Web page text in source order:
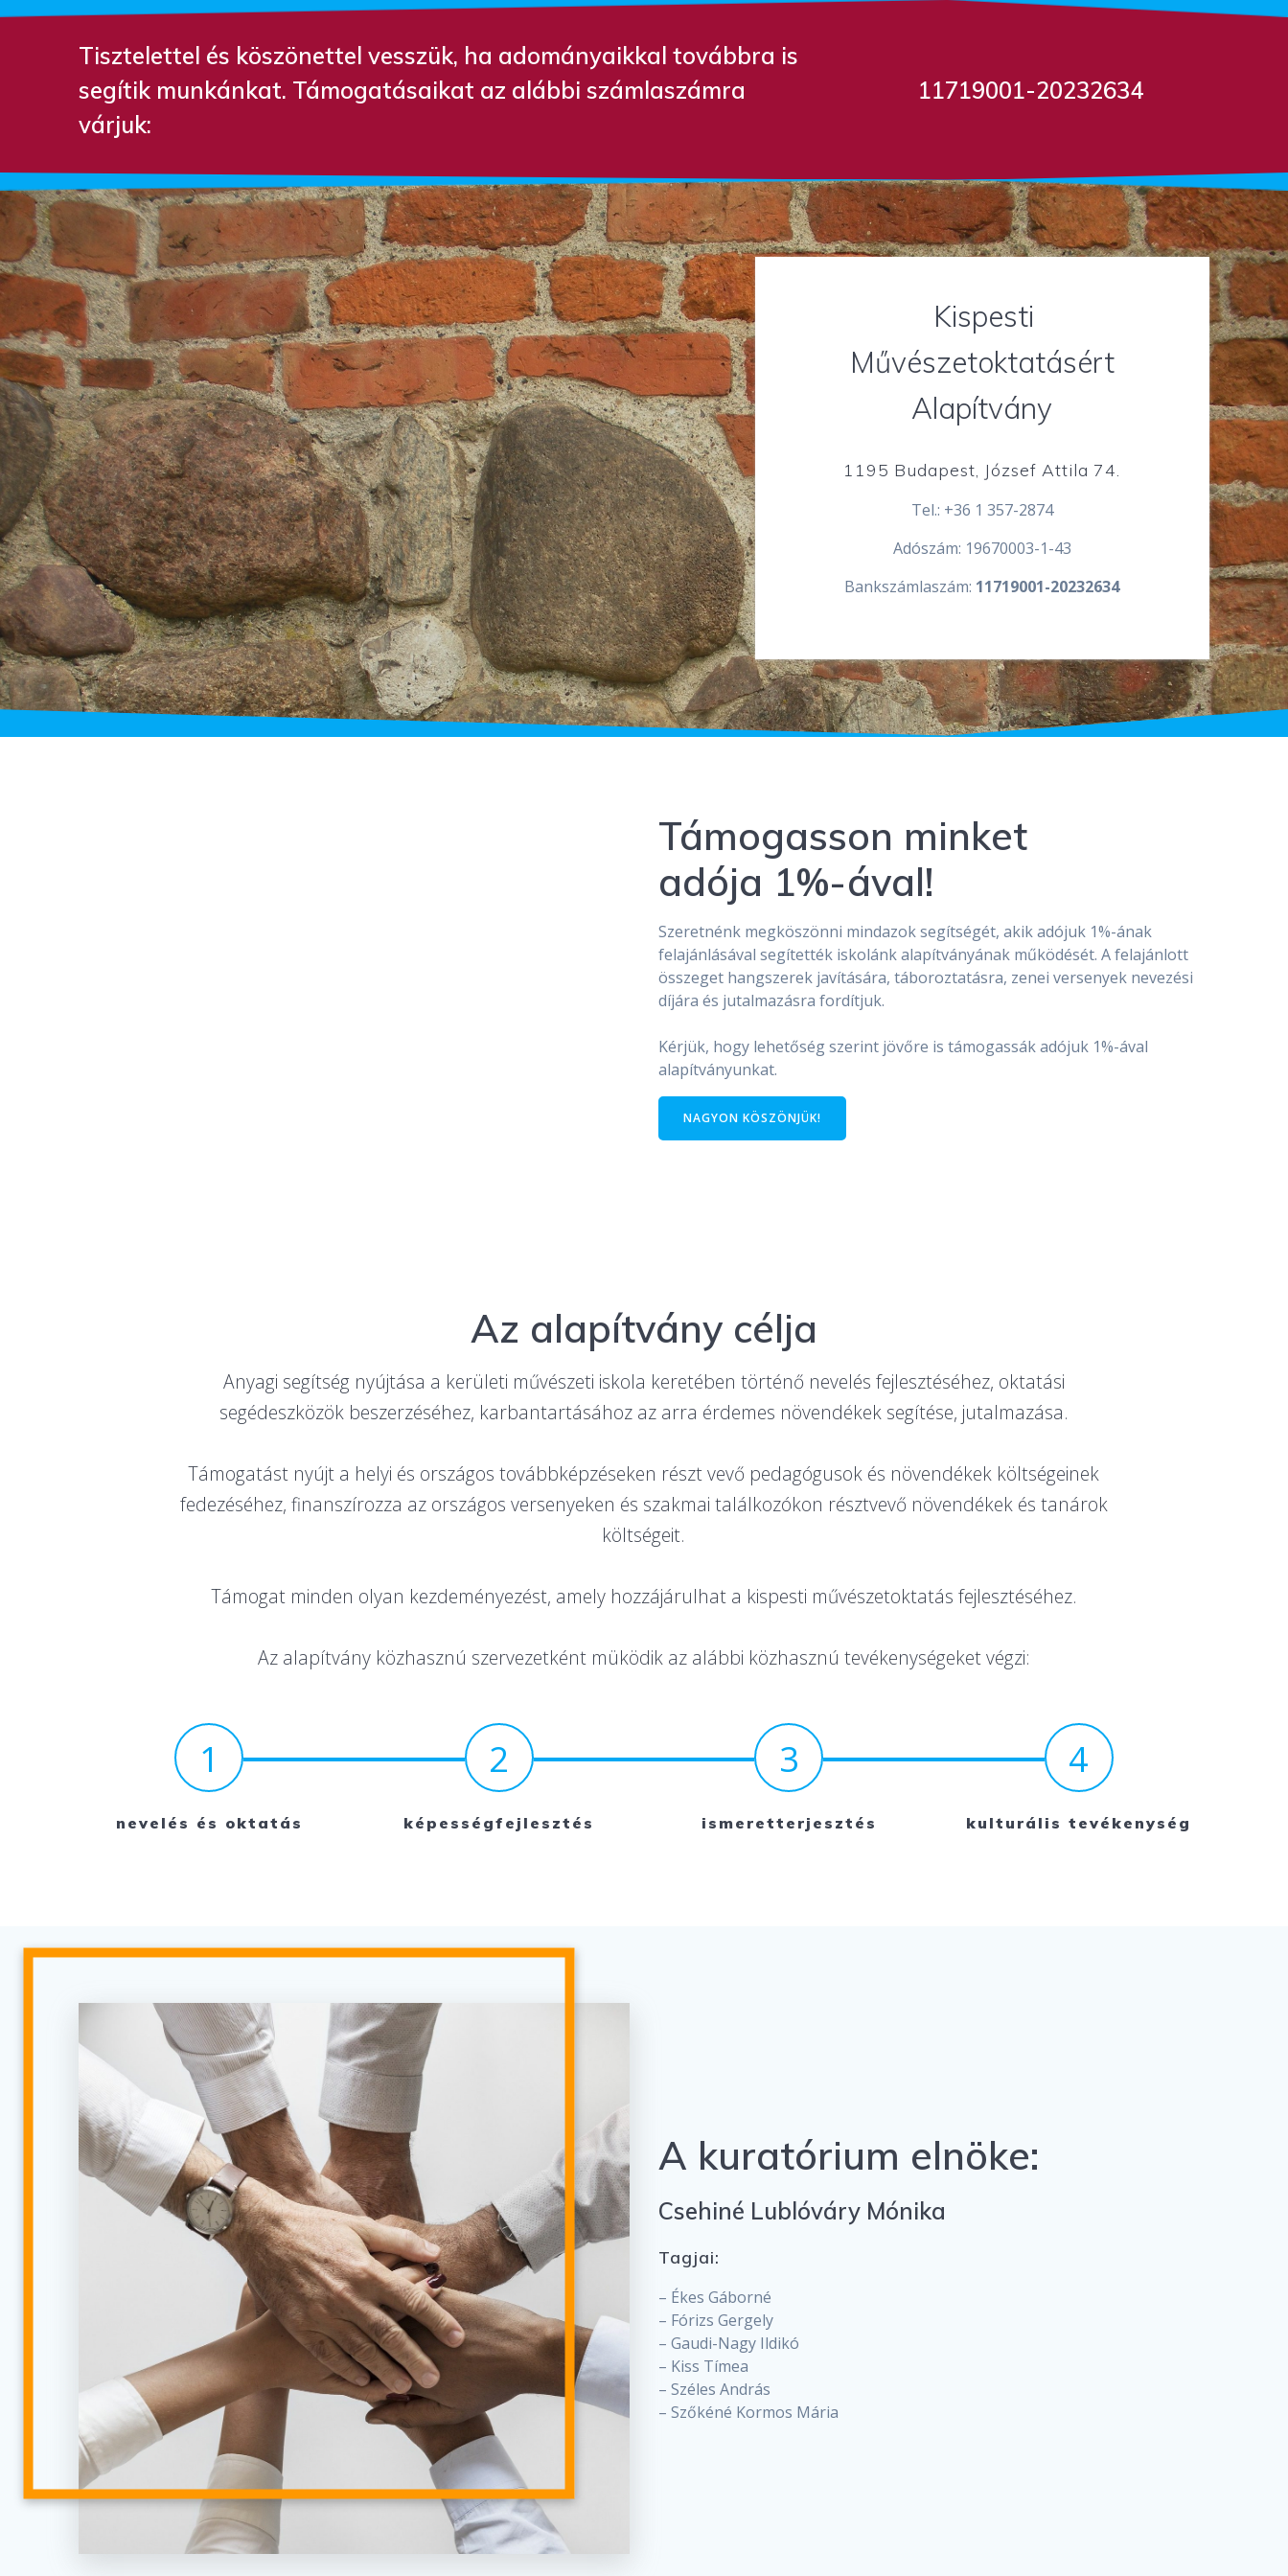
Tisztelettel és köszönettel vesszük, ha adományaikkal továbbra is
segítik munkánkat. Támogatásaikat az alábbi számlaszámra
várjuk:
11719001-20232634
Kispesti
Művészetoktatásért
Alapítvány
1195 Budapest, József Attila 74.
Tel.: +36 1 357-2874
Adószám: 19670003-1-43
Bankszámlaszám: 11719001-20232634
Támogasson minket
adója 1%-ával!
Szeretnénk megköszönni mindazok segítségét, akik adójuk 1%-ának
felajánlásával segítették iskolánk alapítványának működését. A felajánlott
összeget hangszerek javítására, táboroztatásra, zenei versenyek nevezési
díjára és jutalmazásra fordítjuk.
Kérjük, hogy lehetőség szerint jövőre is támogassák adójuk 1%-ával
alapítványunkat.
NAGYON KÖSZÖNJÜK!
Az alapítvány célja
Anyagi segítség nyújtása a kerületi művészeti iskola keretében történő nevelés fejlesztéséhez, oktatási
segédeszközök beszerzéséhez, karbantartásához az arra érdemes növendékek segítése, jutalmazása.
Támogatást nyújt a helyi és országos továbbképzéseken részt vevő pedagógusok és növendékek költségeinek
fedezéséhez, finanszírozza az országos versenyeken és szakmai találkozókon résztvevő növendékek és tanárok
költségeit.
Támogat minden olyan kezdeményezést, amely hozzájárulhat a kispesti művészetoktatás fejlesztéséhez.
Az alapítvány közhasznú szervezetként müködik az alábbi közhasznú tevékenységeket végzi:
1
nevelés és oktatás
2
képességfejlesztés
3
ismeretterjesztés
4
kulturális tevékenység
A kuratórium elnöke:
Csehiné Lublóváry Mónika
Tagjai:
– Ékes Gáborné
– Fórizs Gergely
– Gaudi-Nagy Ildikó
– Kiss Tímea
– Széles András
– Szőkéné Kormos Mária